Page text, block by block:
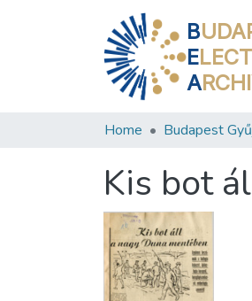
B
E
A
Home Budapest
Kis bot